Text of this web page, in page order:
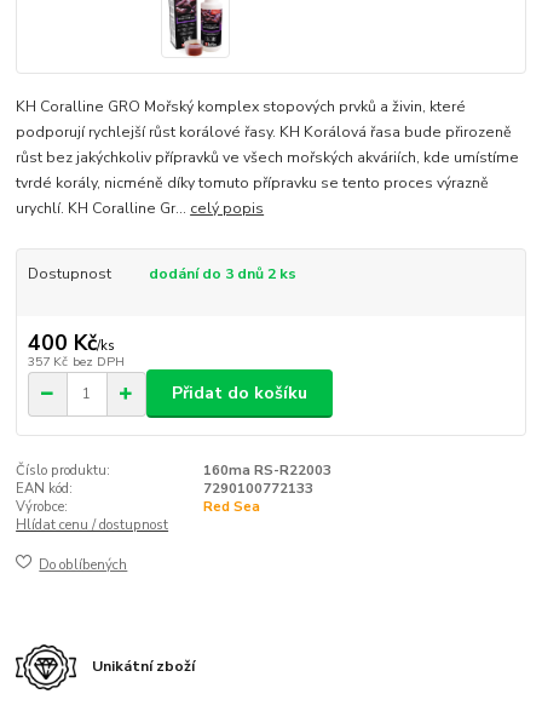
KH Coralline GRO Mořský komplex stopových prvků a živin, které
podporují rychlejší růst korálové řasy. KH Korálová řasa bude přirozeně
růst bez jakýchkoliv přípravků ve všech mořských akváriích, kde umístíme
tvrdé korály, nicméně díky tomuto přípravku se tento proces výrazně
urychlí. KH Coralline Gr... celý popis
Dostupnost dodání do 3 dnů 2 ks
400 Kč/ks
357 Kč bez DPH
Přidat do košíku
Číslo produktu:
160ma RS-R22003
EAN kód:
7290100772133
Výrobce:
Red Sea
Hlídat cenu / dostupnost
Do oblíbených
Unikátní zboží